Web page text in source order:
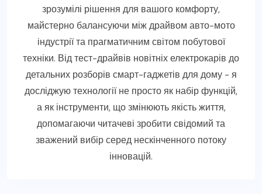
зрозумілі рішення для вашого комфорту,
майстерно балансуючи між драйвом авто-мото
індустрії та прагматичним світом побутової
техніки. Від тест-драйвів новітніх електрокарів до
детальних розборів смарт-гаджетів для дому - я
досліджую технології не просто як набір функцій,
а як інструменти, що змінюють якість життя,
допомагаючи читачеві зробити свідомий та
зважений вибір серед нескінченного потоку
інновацій.